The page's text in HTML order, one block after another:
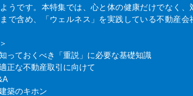
うです。本特集では、心と体の健康だけでなく、
で含め、「ウェルネス」を実践している不動産会
っておくべき「重説」に必要な基礎知識
正な不動産取引に向けて
築のキホン